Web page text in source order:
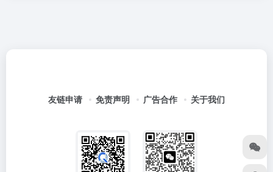
友链申请 免责声明 广告合作 关于我们